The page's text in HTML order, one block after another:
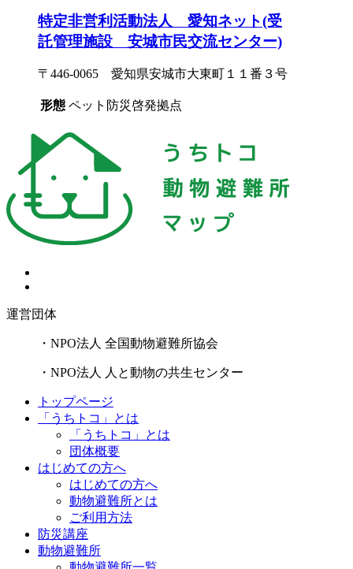
特定非営利活動法人 愛知ネット(受
託管理施設 安城市民交流センター)
〒446-0065 愛知県安城市大東町１１番３号
形態 ペット防災啓発拠点
運営団体
・NPO法人 全国動物避難所協会
・NPO法人 人と動物の共生センター
トップページ
「うちトコ」とは
「うちトコ」とは
団体概要
はじめての方へ
はじめての方へ
動物避難所とは
ご利用方法
防災講座
動物避難所